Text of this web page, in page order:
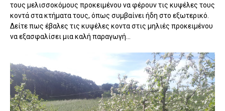
τους μελισσοκόμους προκειμένου να φέρουν τις κυψέλες τους
κοντά στα κτήματα τους, όπως συμβαίνει ήδη στο εξωτερικό.
Δείτε πως έβαλες τις κυψέλες κοντα στις μηλιές προκειμένου
να εξασφαλίσει μια καλή παραγωγή...